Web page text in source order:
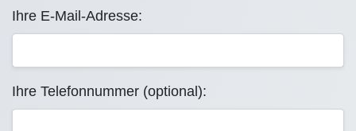
Ihre E-Mail-Adresse:
Ihre Telefonnummer (optional):